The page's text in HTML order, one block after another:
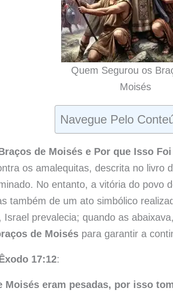
Quem Segurou os
Moisés
Navegue Pelo
de Moisés e Por que Isso
os amalequitas, descrita no livro
No entanto, a vitória do povo
também de um ato simbólico
Israel prevalecia; quando as
de Moisés para garantir a
17:12:
Moisés eram pesadas, por isso